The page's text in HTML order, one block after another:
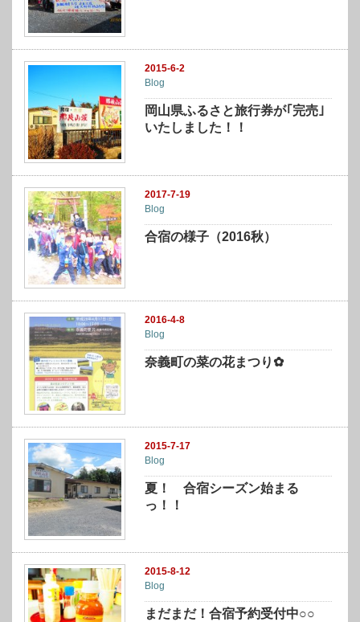
2015-6-2
Blog
岡山県ふるさと旅行券が｢完売｣
いたしました！！
2017-7-19
Blog
合宿の様子（2016秋）
2016-4-8
Blog
奈義町の菜の花まつり✿
2015-7-17
Blog
夏！ 合宿シーズン始まる
っ！！
2015-8-12
Blog
まだまだ！合宿予約受付中○○